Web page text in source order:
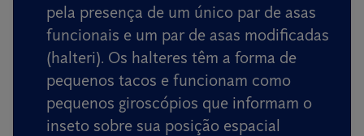
pela presença de um único par de asas
funcionais e um par de asas modificadas
(halteri). Os halteres têm a forma de
pequenos tacos e funcionam como
pequenos giroscópios que informam o
inseto sobre sua posição espacial